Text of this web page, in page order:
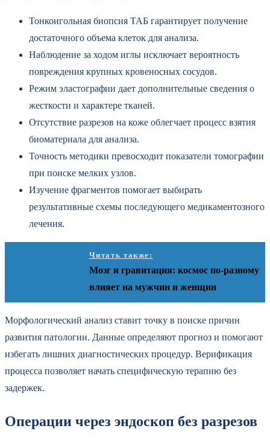
Тонкоигольная биопсия ТАБ гарантирует получение
достаточного объема клеток для анализа.
Наблюдение за ходом иглы исключает вероятность
повреждения крупных кровеносных сосудов.
Режим эластографии дает дополнительные сведения о
жесткости и характере тканей.
Отсутствие разрезов на коже облегчает процесс взятия
биоматериала для анализа.
Точность методики превосходит показатели томографии
при поиске мелких узлов.
Изучение фрагментов помогает выбирать
результативные схемы последующего медикаментозного
лечения.
Читать также:
Мозг и гравитация: космос по-разному
влияет на мужчин и женщин
Морфологический анализ ставит точку в поиске причин
развития патологии. Данные определяют прогноз и помогают
избегать лишних диагностических процедур. Верификация
процесса позволяет начать специфическую терапию без
задержек.
Операции через эндоскоп без разрезов